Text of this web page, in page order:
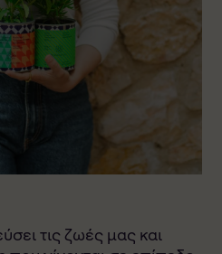
τις ζωές μας και